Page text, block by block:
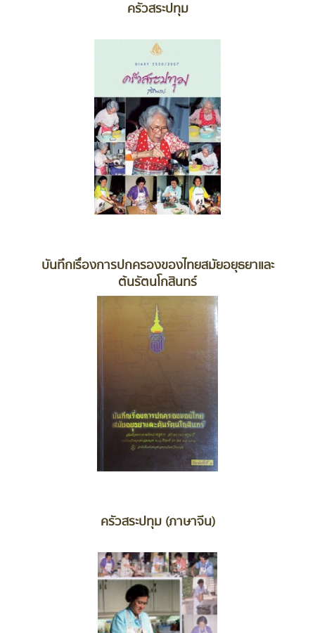
ครัวสระปทุม
บันทึกเรื่องการปกครองของไทยสมัยอยุธยาและ
ต้นรัตนโกสินทร์
ครัวสระปทุม (ภาษาจีน)